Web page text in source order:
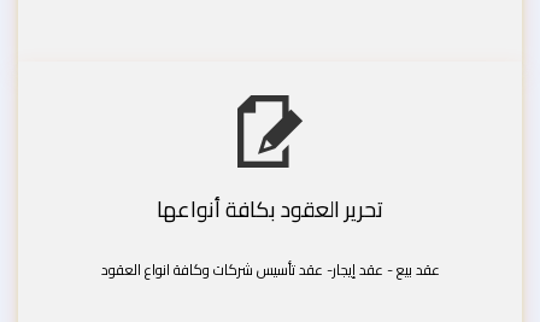
تحرير العقود بكافة أنواعها
عقد بيع - عقد إيجار- عقد تأسيس شركات وكافة انواع العقود